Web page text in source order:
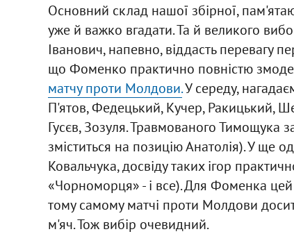
Основний склад нашої збірної,
уже й важко вгадати. Та й великого
Іванович, напевно, віддасть перевагу
що Фоменко практично повністю
матчу проти Молдови.У середу,
П'ятов, Федецький, Кучер, Ракицький,
Гусєв, Зозуля. Травмованого Тимощука
зміститься на позицію Анатолія). У ще
Ковальчука, досвіду таких ігор
«Чорноморця» - і все). Для Фоменка цей
тому самому матчі проти Молдови
м'яч. Тож вибір очевидний.